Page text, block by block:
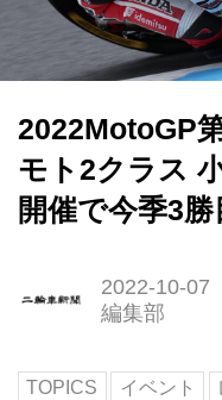
2022MotoGP
モト2クラス
開催で今季3勝
2022-10-07
編集部
TOPICS イベント